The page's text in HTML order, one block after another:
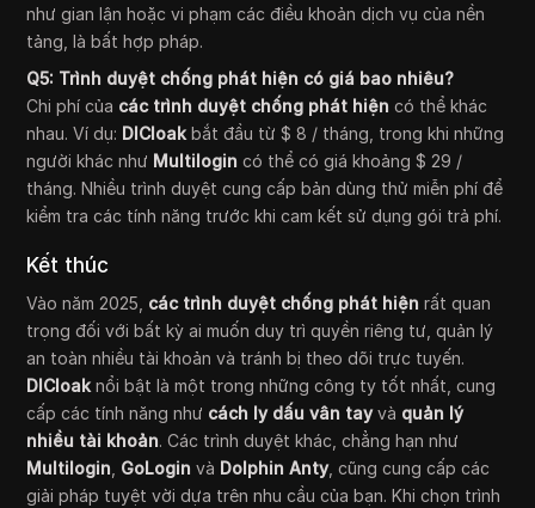
như gian lận hoặc vi phạm các điều khoản dịch vụ của nền
tảng, là bất hợp pháp.
Q5: Trình duyệt chống phát hiện có giá bao nhiêu?
Chi phí của các trình duyệt chống phát hiện có thể khác
nhau. Ví dụ: DICloak bắt đầu từ $ 8 / tháng, trong khi những
người khác như Multilogin có thể có giá khoảng $ 29 /
tháng. Nhiều trình duyệt cung cấp bản dùng thử miễn phí để
kiểm tra các tính năng trước khi cam kết sử dụng gói trả phí.
Kết thúc
Vào năm 2025, các trình duyệt chống phát hiện rất quan
trọng đối với bất kỳ ai muốn duy trì quyền riêng tư, quản lý
an toàn nhiều tài khoản và tránh bị theo dõi trực tuyến.
DICloak nổi bật là một trong những công ty tốt nhất, cung
cấp các tính năng như cách ly dấu vân tayvà quản lý
nhiều tài khoản. Các trình duyệt khác, chẳng hạn như
Multilogin GoLogin và Dolphin Anty, cũng cung cấp các
giải pháp tuyệt vời dựa trên nhu cầu của bạn. Khi chọn trình